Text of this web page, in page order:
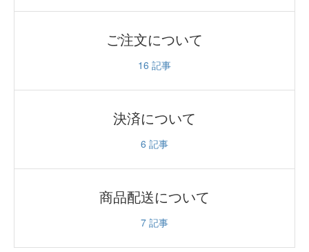
ご注文について
16 記事
決済について
6 記事
商品配送について
7 記事